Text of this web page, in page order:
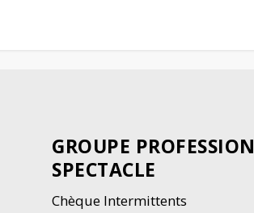
GROUPE PROFESSION
SPECTACLE
Chèque Intermittents